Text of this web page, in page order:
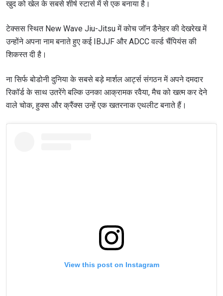
खुद को खेल के सबसे शीर्ष स्टार्स में से एक बनाया है।
टेक्सस स्थित New Wave Jiu-Jitsu में कोच जॉन डैनेहर की देखरेख में
उन्होंने अपना नाम बनाते हुए कई IBJJF और ADCC वर्ल्ड चैंपियंस की
शिकस्त दी है।
ना सिर्फ बोडोनी दुनिया के सबसे बड़े मार्शल आर्ट्स संगठन में अपने दमदार
रिकॉर्ड के साथ उतरेंगे बल्कि उनका आक्रामक रवैया, मैच को खत्म कर देने
वाले चोक, हुक्स और क्रैंक्स उन्हें एक खतरनाक एथलीट बनाते हैं।
View this post on Instagram